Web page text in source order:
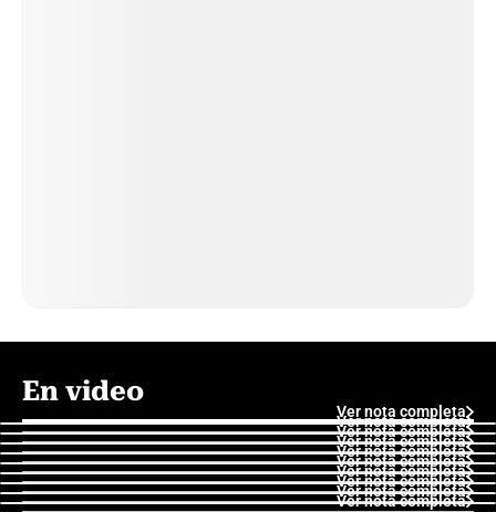
En video
Ver nota completa
Ver nota completa
Ver nota completa
Ver nota completa
Ver nota completa
Ver nota completa
Ver nota completa
Ver nota completa
Ver nota completa
Ver nota completa